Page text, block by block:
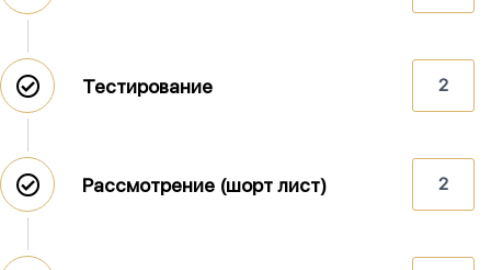
Тестирование 2
Рассмотрение (шорт лист) 2